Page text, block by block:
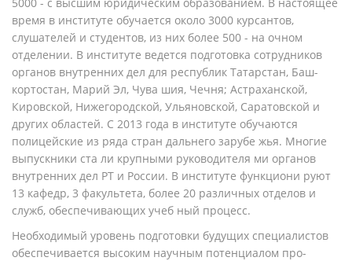
время в институте обучается около 3000 курсантов,
слушателей и студентов, из них более 500 - на очном
отделении. В институте ведется подготовка сотрудников
органов внутренних дел для республик Татарстан, Баш­
кортостан, Марий Эл, Чува­ шия, Чечня; Астраханской,
Кировской, Нижегородской, Ульяновской, Саратовской и
других областей. С 2013 года в институте обучаются
полицейские из ряда стран дальнего зарубе­ жья. Многие
выпускники ста­ ли крупными руководителя­ ми органов
внутренних дел РТ и России. В институте функциони­ руют
13 кафедр, 3 факультета, более 20 различных отделов и
служб, обеспечивающих учеб­ ный процесс.
Необходимый уровень подготовки будущих специалистов
обеспечивается высоким научным потенциалом про­